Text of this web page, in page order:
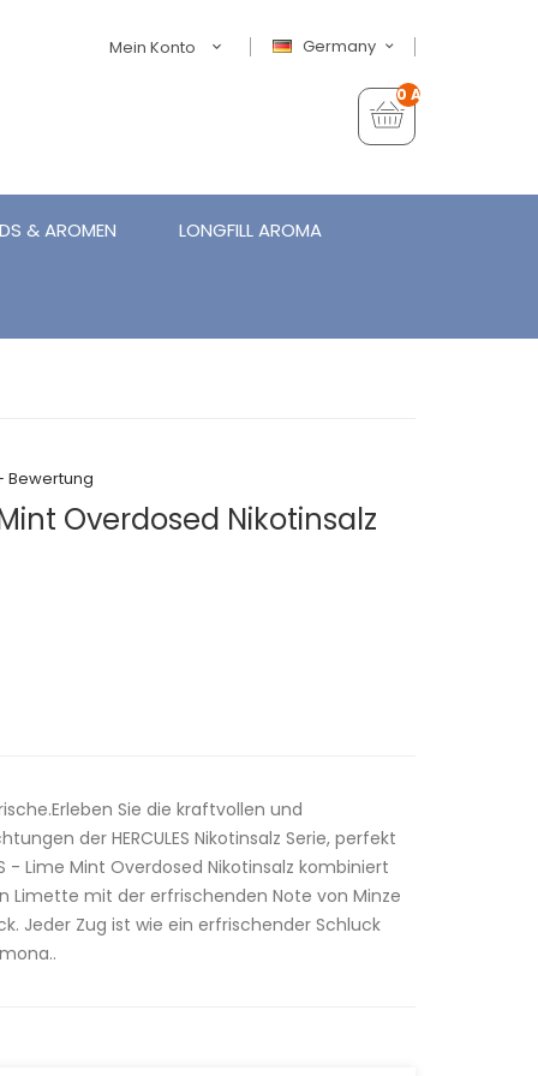
Germany
Mein Konto
0 Artikel - €0,00
& AROMEN LONGFILL AROMA
Bewertung
Overdosed Nikotinsalz
Sie die kraftvollen und
der HERCULES Nikotinsalz Serie, perfekt
- Lime Mint Overdosed Nikotinsalz kombiniert
Limette mit der erfrischenden Note von Minze
Jeder Zug ist wie ein erfrischender Schluck